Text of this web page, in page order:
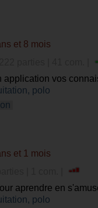
et 8 mois
application vos
polo
et 1 mois
aprendre en
polo